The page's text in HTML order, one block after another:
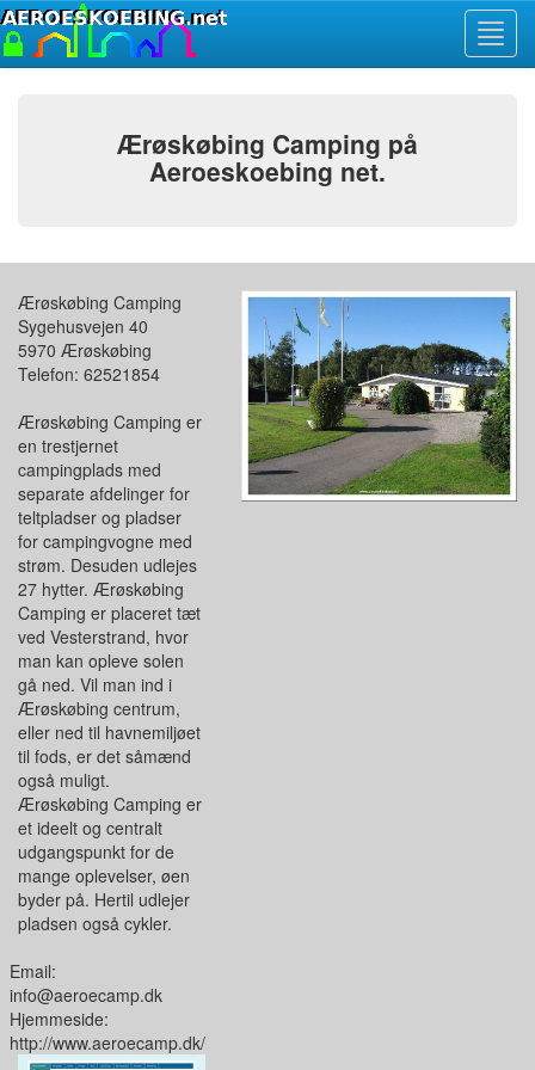
Ærøskøbing Camping på
Aeroeskoebing net.
Ærøskøbing Camping
Sygehusvejen 40
5970 Ærøskøbing
Telefon: 62521854
Ærøskøbing Camping er
en trestjernet
campingplads med
separate afdelinger for
teltpladser og pladser
for campingvogne med
strøm. Desuden udlejes
27 hytter. Ærøskøbing
Camping er placeret tæt
ved Vesterstrand, hvor
man kan opleve solen
gå ned. Vil man ind i
Ærøskøbing centrum,
eller ned til havnemiljøet
til fods, er det såmænd
også muligt.
Ærøskøbing Camping er
et ideelt og centralt
udgangspunkt for de
mange oplevelser, øen
byder på. Hertil udlejer
pladsen også cykler.
Email:
info@aeroecamp.dk
Hjemmeside:
http://www.aeroecamp.dk/